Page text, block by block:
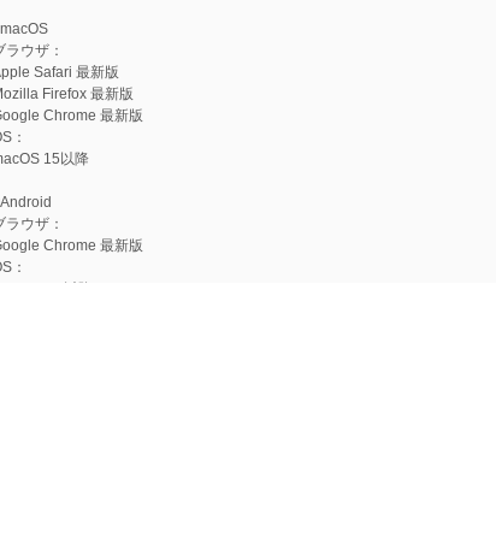
ラウザ：
Safari 最新版
Firefox 最新版
Chrome 最新版
：
15以降
ラウザ：
Chrome 最新版
：
Android 15以降